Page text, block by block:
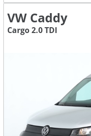
VW Caddy
Cargo 2.0 TDI